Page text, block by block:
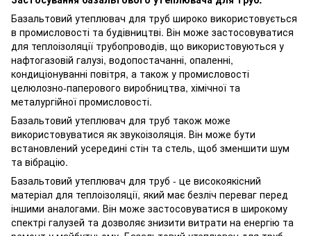
Базальтовий утеплювач для труб широко використовується
в промисловості та будівництві. Він може застосовуватися
для теплоізоляції трубопроводів, що використовуються у
нафтогазовій галузі, водопостачанні, опаленні,
кондиціонуванні повітря, а також у промисловості
целюлозно-паперового виробництва, хімічної та
металургійної промисловості.
Базальтовий утеплювач для труб також може
використовуватися як звукоізоляція. Він може бути
встановлений усередині стін та стель, щоб зменшити шум
та вібрацію.
Базальтовий утеплювач для труб - це високоякісний
матеріал для теплоізоляції, який має безліч переваг перед
іншими аналогами. Він може застосовуватися в широкому
спектрі галузей та дозволяє знизити витрати на енергію та